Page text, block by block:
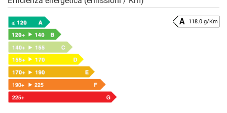
118.0 g/Km